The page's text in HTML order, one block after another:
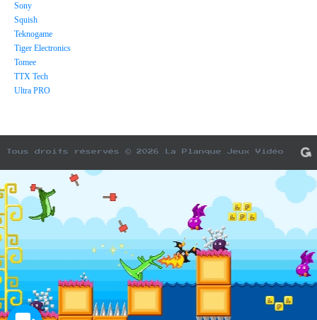
Sony
Squish
Teknogame
Tiger Electronics
Tomee
TTX Tech
Ultra PRO
Tous droits réservés © 2026 La Planque Jeux Vidéo